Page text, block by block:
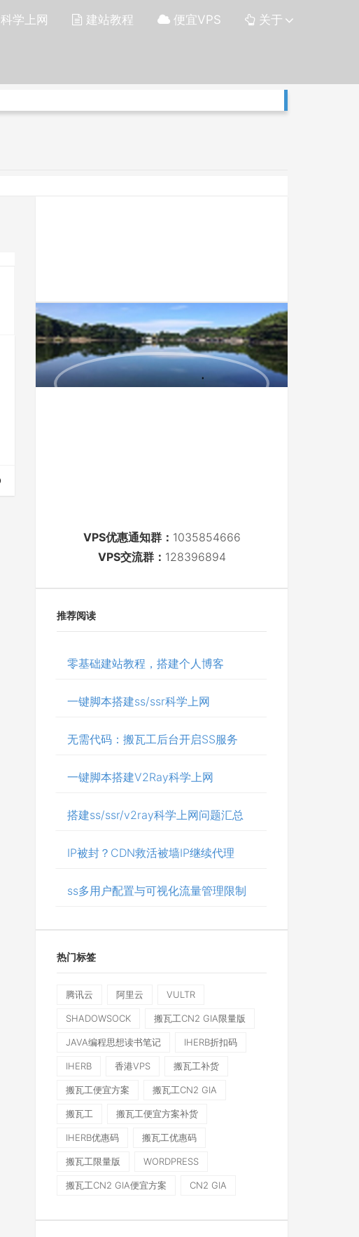
科学上网 建站教程 便宜VPS 关于
VPS优惠通知群： 1035854666
VPS交流群： 128396894
推荐阅读
零基础建站教程，搭建个人博客
一键脚本搭建ss/ssr科学上网
无需代码：搬瓦工后台开启SS服务
一键脚本搭建V2Ray科学上网
搭建ss/ssr/v2ray科学上网问题汇总
IP被封？CDN救活被墙IP继续代理
ss多用户配置与可视化流量管理限制
热门标签
腾讯云 阿里云 VULTR
SHADOWSOCK 搬瓦工CN2 GIA限量版
JAVA编程思想读书笔记 IHERB折扣码
IHERB 香港VPS 搬瓦工补货
搬瓦工便宜方案 搬瓦工CN2 GIA
搬瓦工 搬瓦工便宜方案补货
IHERB优惠码 搬瓦工优惠码
搬瓦工限量版 WORDPRESS
搬瓦工CN2 GIA便宜方案 CN2 GIA